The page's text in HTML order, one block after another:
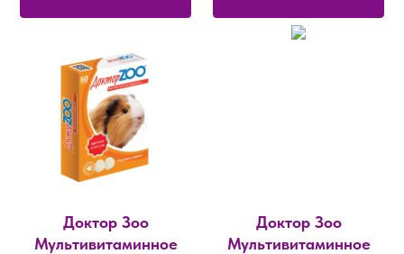
Доктор Зоо
Мультивитаминное
Доктор Зоо
Мультивитаминное